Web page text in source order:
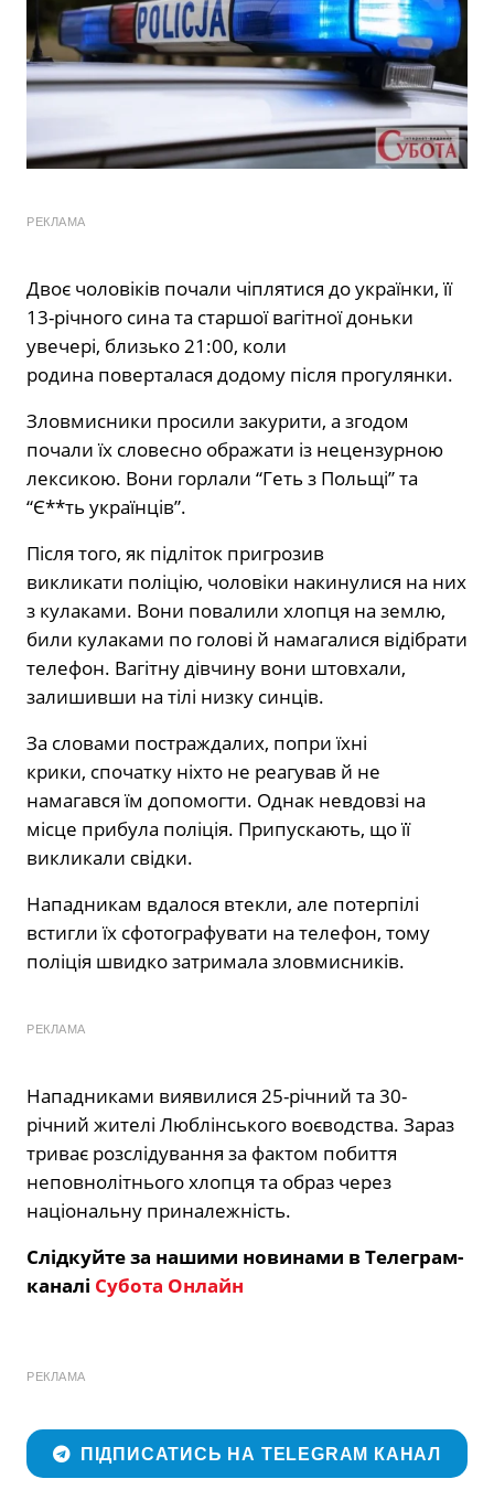
РЕКЛАМА
Двоє чоловіків почали чіплятися до українки, її
13-річного сина та старшої вагітної доньки
увечері, близько 21:00, коли
родина поверталася додому після прогулянки.
Зловмисники просили закурити, а згодом
почали їх словесно ображати із нецензурною
лексикою. Вони горлали “Геть з Польщі” та
“Є**ть українців”.
Після того, як підліток пригрозив
викликати поліцію, чоловіки накинулися на них
з кулаками. Вони повалили хлопця на землю,
били кулаками по голові й намагалися відібрати
телефон. Вагітну дівчину вони штовхали,
залишивши на тілі низку синців.
За словами постраждалих, попри їхні
крики, спочатку ніхто не реагував й не
намагався їм допомогти. Однак невдовзі на
місце прибула поліція. Припускають, що її
викликали свідки.
Нападникам вдалося втекли, але потерпілі
встигли їх сфотографувати на телефон, тому
поліція швидко затримала зловмисників.
РЕКЛАМА
Нападниками виявилися 25-річний та 30-
річний жителі Люблінського воєводства. Зараз
триває розслідування за фактом побиття
неповнолітнього хлопця та образ через
національну приналежність.
Слідкуйте за нашими новинами в Телеграм-
каналі Субота Онлайн
РЕКЛАМА
ПІДПИСАТИСЬ НА TELEGRAM КАНАЛ